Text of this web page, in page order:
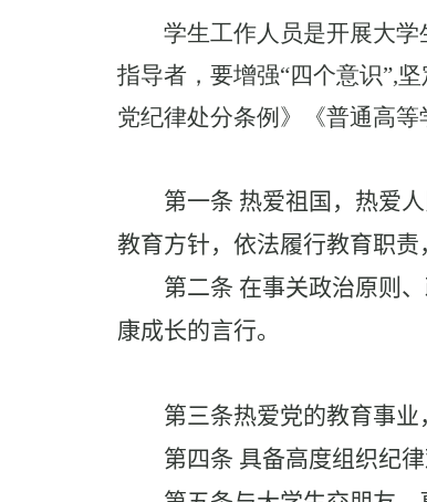
学生工作人员是开展大
指导者，要增强“四个意识”,
党纪律处分条例》《普通高
第一条 热爱祖国，热爱
教育方针，依法履行教育职责
第二条 在事关政治原则
康成长的言行。
第三条热爱党的教育事业
第四条 具备高度组织纪